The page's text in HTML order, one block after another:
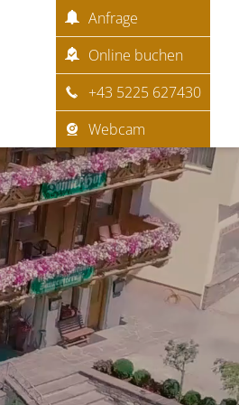
Anfrage
Online buchen
+43 5225 627430
Webcam